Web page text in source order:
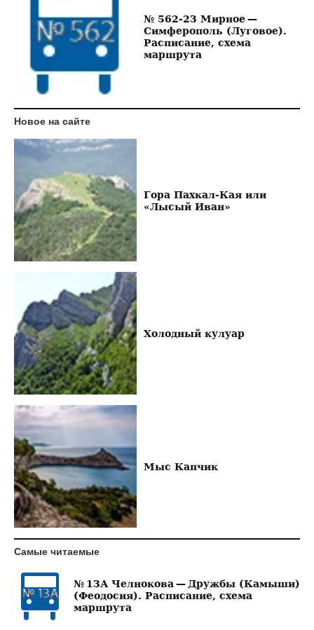
№ 562-23 Мирное —
Симферополь (Луговое).
Расписание, схема
маршрута
Новое на сайте
Гора Пахкал-Кая или
«Лысый Иван»
Холодный кулуар
Мыс Капчик
Самые читаемые
№ 13А Челнокова — Дружбы (Камыши)
(Феодосия). Расписание, схема
маршрута